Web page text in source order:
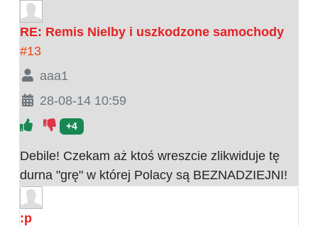
RE: Remis Nielby i uszkodzone samochody
#13
aaa1
28-08-14 10:59
+4
Debile! Czekam aż ktoś wreszcie zlikwiduje tę
durna "grę" w której Polacy są BEZNADZIEJNI!
:p